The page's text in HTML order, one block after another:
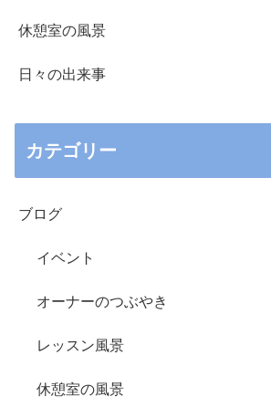
休憩室の風景
日々の出来事
カテゴリー
ブログ
イベント
オーナーのつぶやき
レッスン風景
休憩室の風景